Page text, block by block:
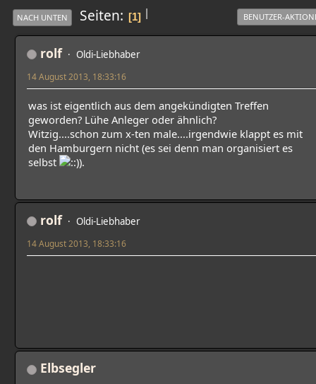
|
NACH UNTEN Seiten 1 BENUTZER-
rolf Oldi-Liebhaber
14 August 2013, 18:33:16
was ist eigentlich aus dem angekündigten Treffen
geworden? Lühe Anleger oder ähnlich?
Witzig....schon zum x-ten male....irgendwie klappt es mit
den Hamburgern nicht (es sei denn man organisiert es
selbst
).
rolf Oldi-Liebhaber
14 August 2013, 18:33:16
Elbsegler